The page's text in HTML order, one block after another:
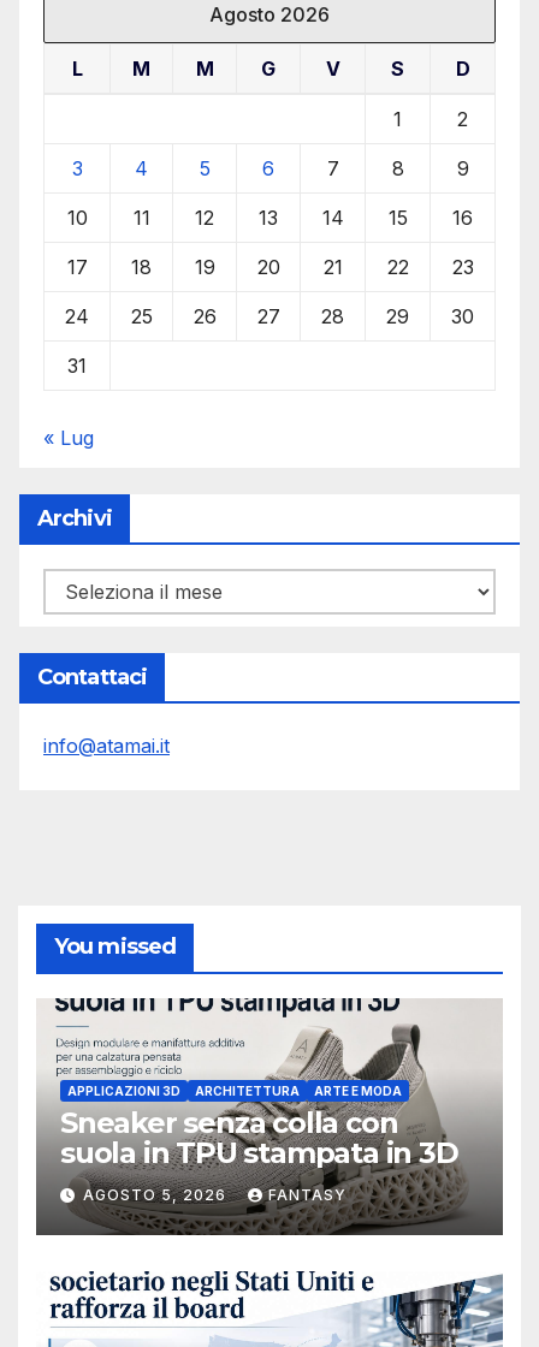
Agosto 2026
L M M G V S D
1 2
3 4 5 6 7 8 9
10 11 12 13 14 15 16
17 18 19 20 21 22 23
24 25 26 27 28 29 30
31
« Lug
Archivi
Archivi
Contattaci
info@atamai.it
You missed
APPLICAZIONI 3D ARCHITETTURA ARTE E MODA
Sneaker senza colla con
suola in TPU stampata in 3D
AGOSTO 5, 2026 FANTASY